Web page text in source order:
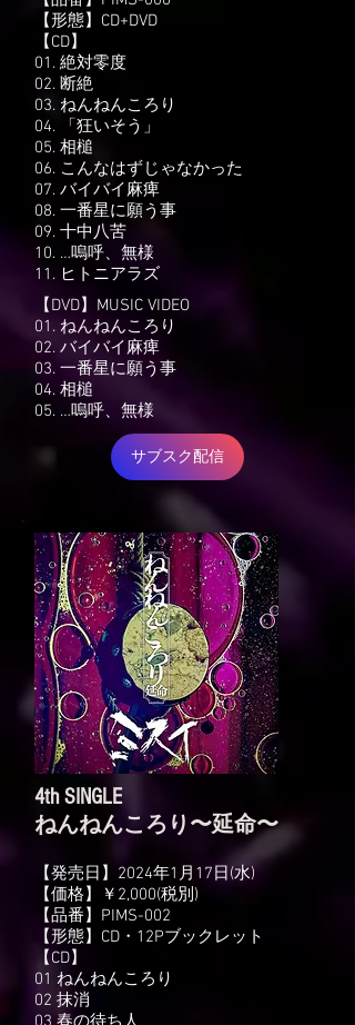
‪【形態】CD+DVD
​【CD】
01. 絶対零度
02. 断絶
03. ねんねんころり
04. 「狂いそう」
05. 相槌
06. こんなはずじゃなかった
07. バイバイ麻痺
08. 一番星に願う事
09. 十中八苦
10. …嗚呼、無様
11. ヒトニアラズ
【DVD】MUSIC VIDEO
01. ねんねんころり
02. バイバイ麻痺
03. 一番星に願う事
04. 相槌
05. …嗚呼、無様
サブスク配信
4th SINGLE
​ねんねんころり〜延命〜
【発売日】2024年1月17日‬(水)
‪【価格】￥2,000(税別)
‪【品番】PIMS-002
‪【形態】CD・12Pブックレット
​【CD】
01 ねんねんころり
02 抹消